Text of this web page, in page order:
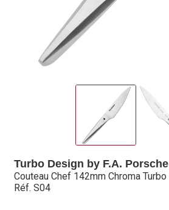
Bocuse d’Or
Partenaires
Plan du site
Turbo Design by F.A. Porsche
Couteau Chef 142mm Chroma Turbo
Réf. S04